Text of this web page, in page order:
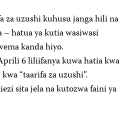
uzushi kuhusu janga hili na
hatua ya kutia wasiwasi
kanda hiyo.
6 liliifanya kuwa hatia kwa
“taarifa za uzushi”.
sita jela na kutozwa faini ya